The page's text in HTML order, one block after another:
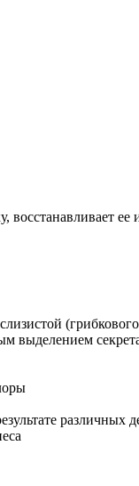
выделением
различных